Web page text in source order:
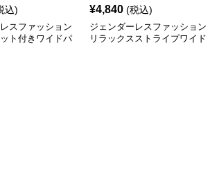
込)
スファッション
ト付きワイドパ
¥4,840 (税込)
ジェンダーレスファッション
リラックスストライプワイド